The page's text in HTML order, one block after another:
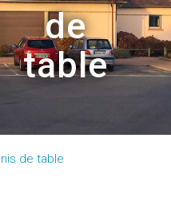
de
table
de table